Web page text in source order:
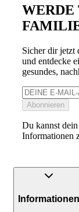
WERDE
Sicher dir jetzt
und entdecke
gesundes,
Abonnieren
Du kannst
Informationen
Informationen